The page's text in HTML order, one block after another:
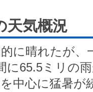
天気概況
に晴れたが
に65.5ミリの
中心に猛暑が